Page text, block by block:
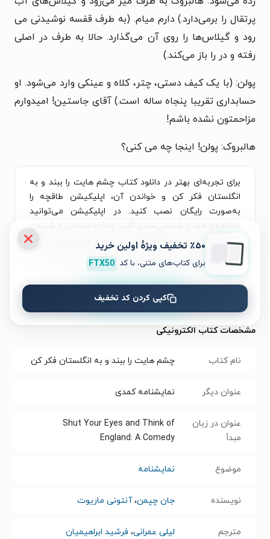
پرتقال را برمی‌دارد.) دارم میام. (به طرف قفسە نوشیدنی می
رود و گیلاس‌ها را روی آن می‌گذارد. حالا به طرف در اصلی
رفته و در را باز می‌کند.)
پولن: (با یک کیف دستی، چتر، کلاه و عینکی وارد می‌شود. او
حسابداری تقریبا پنجاه ساله است.) آقای جاستین! امیدوارم
مزاحمتون نشده باشم!
هالبروک: پولن! اینجا چه می کنی؟
برای تجربه‌ای بهتر در دانلود کتاب چشم هایت را ببند و به
انگلستان فکر کن و خواندن آن، اپلیکیشن طاقچه را
به‌صورت رایگان نصب کنید. در اپلیکیشن می‌توانید
مطالعه‌ی خود را شخصی‌سازی کنید و لذت خواندن و شنیدن
کتاب‌ها را همیشه و همه‌جا تجربه کنید. علاوه‌بر دسترسی
آسان، امکان خرید هزاران کتاب صوتی و الکترونیکی با
تخفیف‌های ویژه و بهترین قیمت هم فراهم است.
نصب
مشخصات کتاب الکترونیکی
نام کتاب چشم هایت را ببند و به انگلستان فکر کن
عنوان دیگر نمایشنامه کمدی
عنوان در زبان
مبدأ
Shut Your Eyes and Think of
England: A Comedy
موضوع نمایشنامه
نویسنده جان چپمن،آنتونی ماریوت
مترجم لیلی عمرانی، فرشید ابراهیمیان
٪۵۰ تخفیف ویژۀ اولین خرید
برای کتاب‌های متنی، با کد FTX50
کپی کردن کد تخفیف